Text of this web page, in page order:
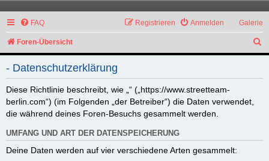
Galerie
FAQ Anmelden
Registrieren
Foren-Übersicht
u
- Datenschutzerklärung
Diese Richtlinie beschreibt, wie „“ („https://www.streetteam-
berlin.com“) (im Folgenden „der Betreiber“) die Daten verwendet,
die während deines Foren-Besuchs gesammelt werden.
UMFANG UND ART DER DATENSPEICHERUNG
Deine Daten werden auf vier verschiedene Arten gesammelt: